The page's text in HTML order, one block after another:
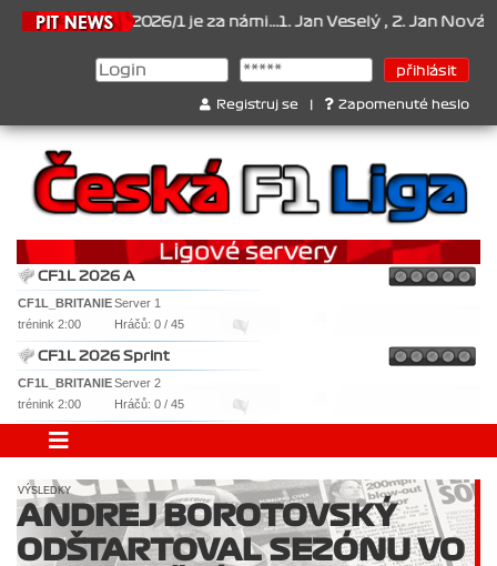
2026/1 je za námi...1. Jan Veselý , 2. Jan Nováček , 3. Jakub
Registruj se Zapomenuté heslo
CF1L 2026 A
CF1L_BRITANIEServer 1
trénink 2:00
Hráčů: 0 / 45
CF1L 2026 Sprint
CF1L_BRITANIEServer 2
trénink 2:00
Hráčů: 0 / 45
VÝSLEDKY
ANDREJ BOROTOVSKÝ
ODŠTARTOVAL SEZÓNU VO